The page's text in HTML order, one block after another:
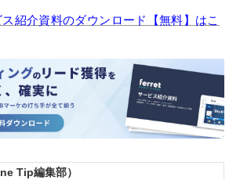
紹介資料のダウンロード【無料】はこ
Tip編集部）